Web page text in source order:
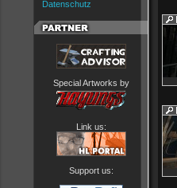
Datenschutz
Special Artworks by
Link us:
Support us: